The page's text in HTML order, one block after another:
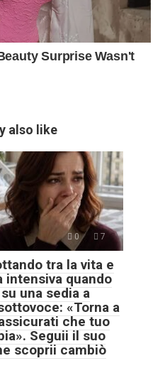
also like
0 7
tra la vita e
intensiva quando
una sedia a
«Torna a
che tuo
Seguii il suo
scoprii cambiò